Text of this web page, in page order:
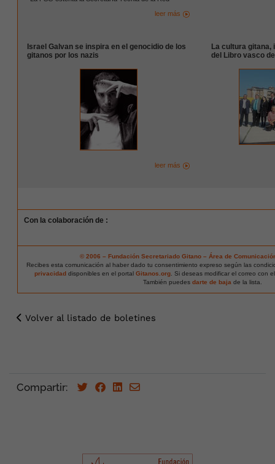
leer más
Israel Galvan se inspira en el genocidio de los
gitanos por los nazis
leer más
La cultura gitana,
del Libro vasco
Con la colaboración de :
© 2006 – Fundación Secretariado Gitano – Área de
Recibes esta comunicación al haber dado tu consentimiento expreso según las
privacidad disponibles en el portal Gitanos.org. Si deseas modificar el correo con
También puedes darte de bajade la lista.
Volver al listado de boletines
Compartir: